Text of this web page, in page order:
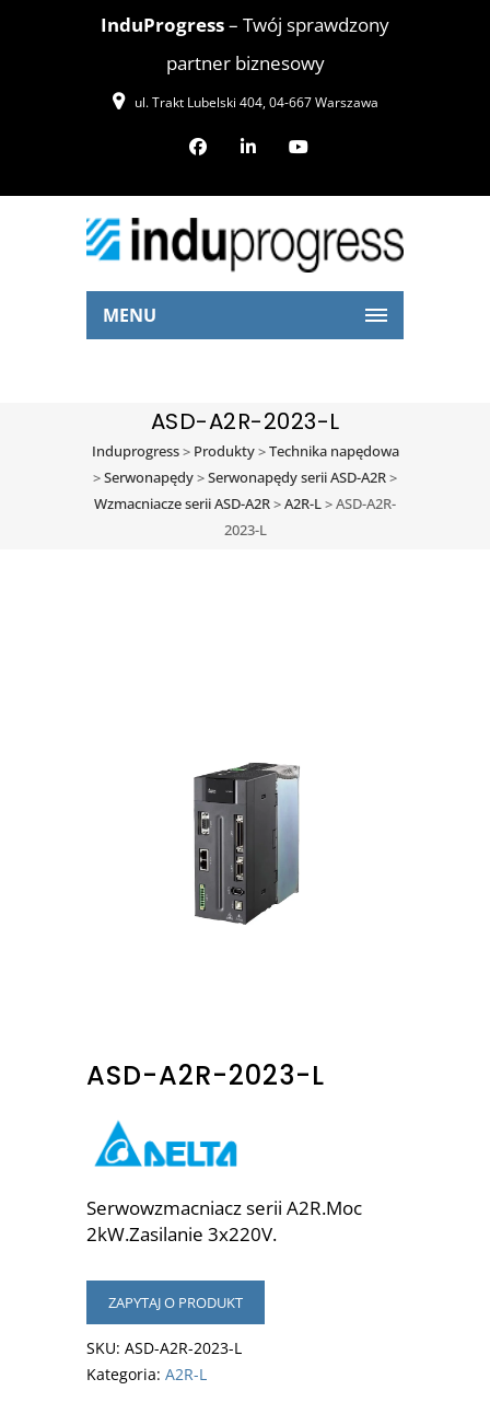
InduProgress– Twój sprawdzony
partner biznesowy
ul. Trakt Lubelski 404, 04-667 Warszawa
MENU
ASD-A2R-2023-L
Induprogress> Produkty>Technika napędowa
>Serwonapędy>Serwonapędy serii ASD-A2R>
Wzmacniacze serii ASD-A2R>A2R-L>ASD-A2R-
2023-L
ASD-A2R-2023-L
Serwowzmacniacz serii A2R.Moc
2kW.Zasilanie 3x220V.
ZAPYTAJ O PRODUKT
SKU: ASD-A2R-2023-L
Kategoria: A2R-L